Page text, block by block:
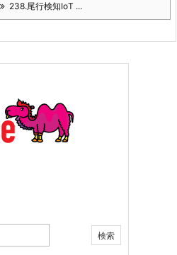
238.尾行検知IoT ...